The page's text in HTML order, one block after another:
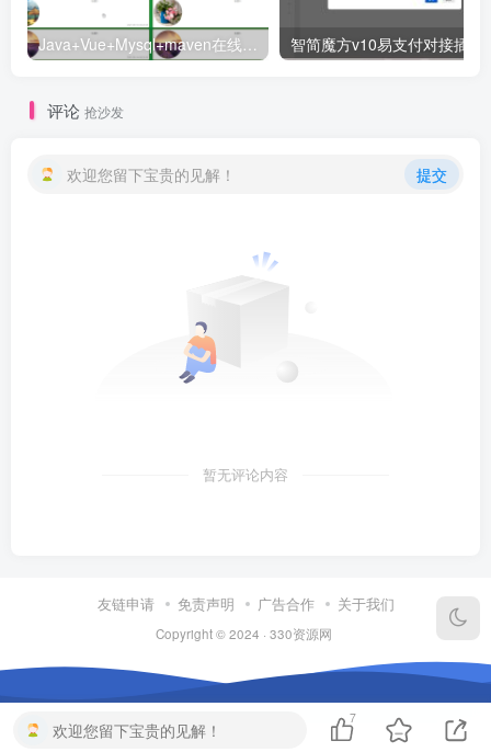
智简魔方v10易支付对接插件
评论 抢沙发
欢迎您留下宝贵的见解！ 提交
暂无评论内容
友链申请 免责声明 广告合作 关于我们
Copyright © 2024 · 330资源网
欢迎您留下宝贵的见解！
7